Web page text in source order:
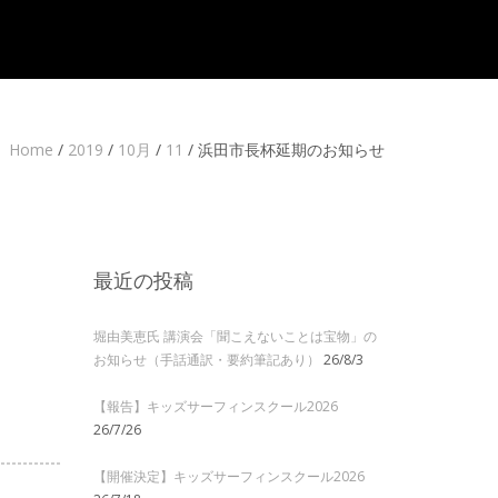
Home / 2019 / 10月 / 11 / 浜田市長杯延期のお知らせ
最近の投稿
堀由美恵氏 講演会「聞こえないことは宝物」の
お知らせ（手話通訳・要約筆記あり）
26/8/3
【報告】キッズサーフィンスクール2026
26/7/26
【開催決定】キッズサーフィンスクール2026